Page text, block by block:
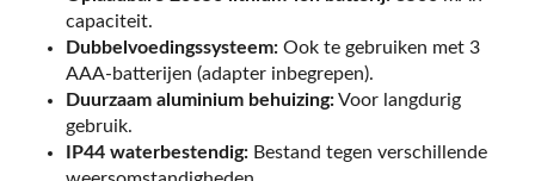
capaciteit.
Dubbelvoedingssysteem: Ook te gebruiken met 3
AAA-batterijen (adapter inbegrepen).
Duurzaam aluminium behuizing:Voor langdurig
gebruik.
IP44 waterbestendig: Bestand tegen verschillende